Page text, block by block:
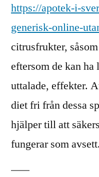
https://apotek-i-
generisk-online-
citrusfrukter,
eftersom de kan
uttalade, effekter.
diet fri från dessa
hjälper till att
fungerar som avsett.